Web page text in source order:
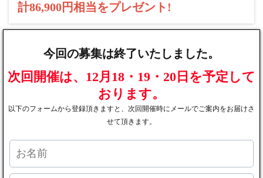
計86,900円相当をプレゼント!
今回の募集は終了いたしました。
次回開催は、12月18・19・20日を予定して
おります。
以下のフォームから登録頂きますと、次回開催時にメールでご案内をお届けさ
せて頂きます。